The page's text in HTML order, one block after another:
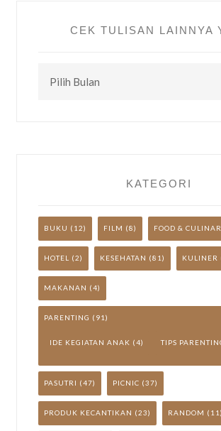
CEK TULISAN LAINNYA
TULISAN
KATEGORI
BUKU (12) FILM (8) FOOD &
HOTEL (2) KESEHATAN (81) KULINER
MAKANAN (4)
PARENTING (91)
IDE KEGIATAN ANAK (4) TIPS
PASUTRI (47) PICNIC (37)
PRODUK KECANTIKAN (23) RANDOM (11)